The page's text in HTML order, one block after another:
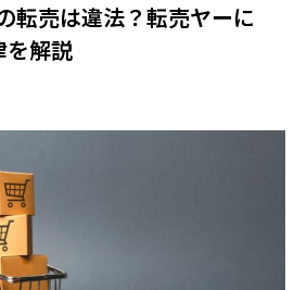
転売は違法？転売ヤーに
を解説